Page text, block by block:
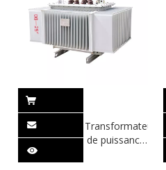
Transformateur
de puissance